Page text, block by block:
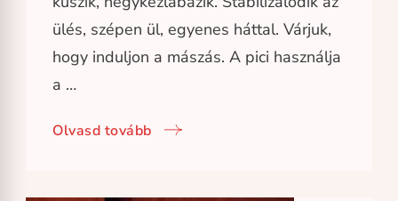
ülés, szépen ül, egyenes háttal. Várjuk,
hogy induljon a mászás. A pici használja
a …
Olvasd tovább